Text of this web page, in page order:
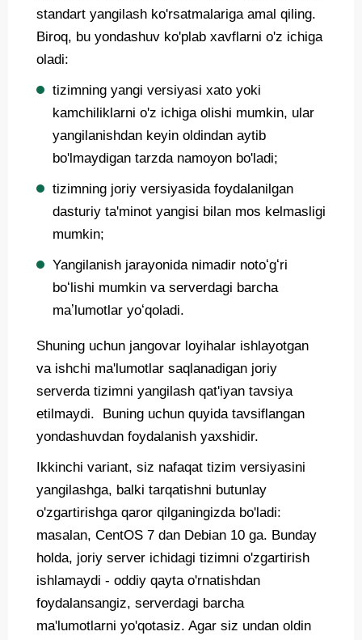
standart yangilash ko'rsatmalariga amal qiling.
Biroq, bu yondashuv ko'plab xavflarni o'z ichiga
oladi:
tizimning yangi versiyasi xato yoki
kamchiliklarni o'z ichiga olishi mumkin, ular
yangilanishdan keyin oldindan aytib
bo'lmaydigan tarzda namoyon bo'ladi;
tizimning joriy versiyasida foydalanilgan
dasturiy ta'minot yangisi bilan mos kelmasligi
mumkin;
Yangilanish jarayonida nimadir notoʻgʻri
boʻlishi mumkin va serverdagi barcha
maʼlumotlar yoʻqoladi.
Shuning uchun jangovar loyihalar ishlayotgan
va ishchi ma'lumotlar saqlanadigan joriy
serverda tizimni yangilash qat'iyan tavsiya
etilmaydi. Buning uchun quyida tavsiflangan
yondashuvdan foydalanish yaxshidir.
Ikkinchi variant, siz nafaqat tizim versiyasini
yangilashga, balki tarqatishni butunlay
o'zgartirishga qaror qilganingizda bo'ladi:
masalan, CentOS 7 dan Debian 10 ga. Bunday
holda, joriy server ichidagi tizimni o'zgartirish
ishlamaydi - oddiy qayta o'rnatishdan
foydalansangiz, serverdagi barcha
ma'lumotlarni yo'qotasiz. Agar siz undan oldin